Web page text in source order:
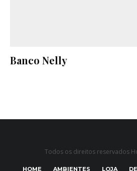
Banco Nelly
Todos os direitos reservados
HOME AMBIENTES LOJA